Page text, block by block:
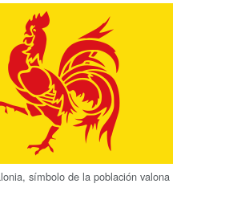
símbolo de la población valona